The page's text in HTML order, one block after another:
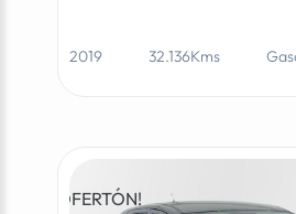
2019 32.136Kms
¡OFERTÓN!